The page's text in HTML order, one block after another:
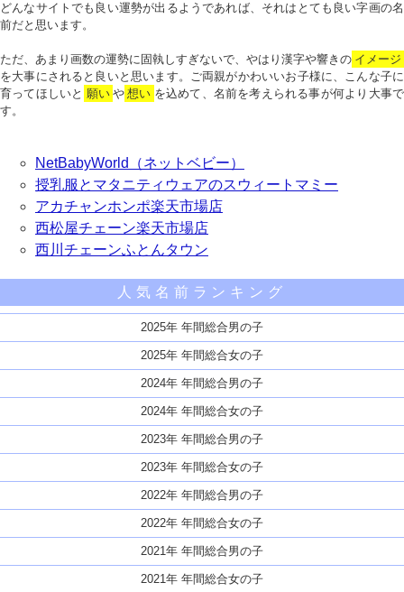
どんなサイトでも良い運勢が出るようであれば、それはとても良い字画の名
前だと思います。
ただ、あまり画数の運勢に固執しすぎないで、やはり漢字や響きの イメージ
を大事にされると良いと思います。ご両親がかわいいお子様に、こんな子に
育ってほしいと 願い や 想い を込めて、名前を考えられる事が何より大事で
す。
NetBabyWorld（ネットベビー）
授乳服とマタニティウェアのスウィートマミー
アカチャンホンポ楽天市場店
西松屋チェーン楽天市場店
西川チェーンふとんタウン
人気名前ランキング
2025年 年間総合男の子
2025年 年間総合女の子
2024年 年間総合男の子
2024年 年間総合女の子
2023年 年間総合男の子
2023年 年間総合女の子
2022年 年間総合男の子
2022年 年間総合女の子
2021年 年間総合男の子
2021年 年間総合女の子